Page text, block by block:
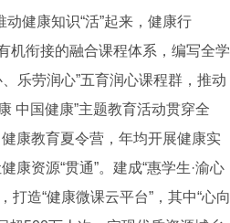
健康知识“活”起来，健康行
机衔接的融合课程体系，编写全学
乐劳润心”五育润心课程群，推动
中国健康”主题教育活动贯穿全
康教育夏令营，年均开展健康实
资源“贯通”。建成“惠学生·渝心
造“健康微课云平台”，其中“心向